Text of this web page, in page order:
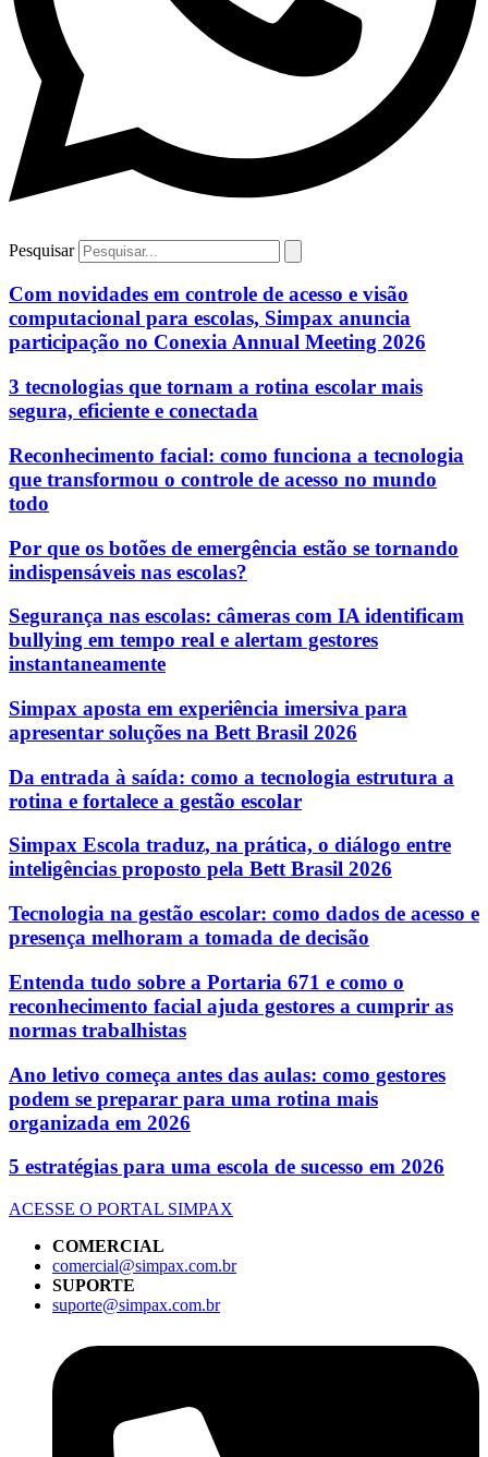
Pesquisar
Com novidades em controle de acesso e visão
computacional para escolas, Simpax anuncia
participação no Conexia Annual Meeting 2026
3 tecnologias que tornam a rotina escolar mais
segura, eficiente e conectada
Reconhecimento facial: como funciona a tecnologia
que transformou o controle de acesso no mundo
todo
Por que os botões de emergência estão se tornando
indispensáveis nas escolas?
Segurança nas escolas: câmeras com IA identificam
bullying em tempo real e alertam gestores
instantaneamente
Simpax aposta em experiência imersiva para
apresentar soluções na Bett Brasil 2026
Da entrada à saída: como a tecnologia estrutura a
rotina e fortalece a gestão escolar
Simpax Escola traduz, na prática, o diálogo entre
inteligências proposto pela Bett Brasil 2026
Tecnologia na gestão escolar: como dados de acesso e
presença melhoram a tomada de decisão
Entenda tudo sobre a Portaria 671 e como o
reconhecimento facial ajuda gestores a cumprir as
normas trabalhistas
Ano letivo começa antes das aulas: como gestores
podem se preparar para uma rotina mais
organizada em 2026
5 estratégias para uma escola de sucesso em 2026
ACESSE O PORTAL SIMPAX
COMERCIAL
comercial@simpax.com.br
SUPORTE
suporte@simpax.com.br